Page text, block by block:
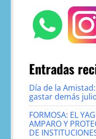
Entradas
Día de la
gastar demás
FORMOSA: EL
AMPARO Y
DE